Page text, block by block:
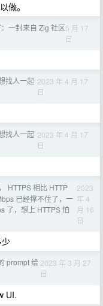
做。
一封来自 Zig 社区5 月 17
日
找人一起 2023 年 4 月 17
日
找人一起 2023 年 4 月 17
日
HTTPS 相比 HTTP
已经撑不住了，一
了，想上 HTTPS 怕
2023
年 4
月 16
日
prompt 给 2023 年 3 月 27
日
UI.